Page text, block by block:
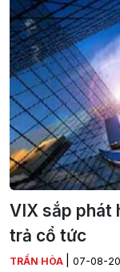
VIX sắp phát
trả cổ tức
TRẦN HÒA 07-08-